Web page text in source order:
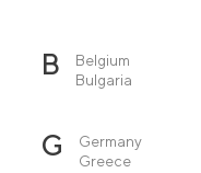
B
Belgium
Bulgaria
G
Germany
Greece